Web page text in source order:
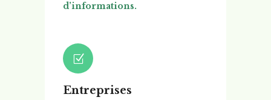
d’informations.
Entreprises